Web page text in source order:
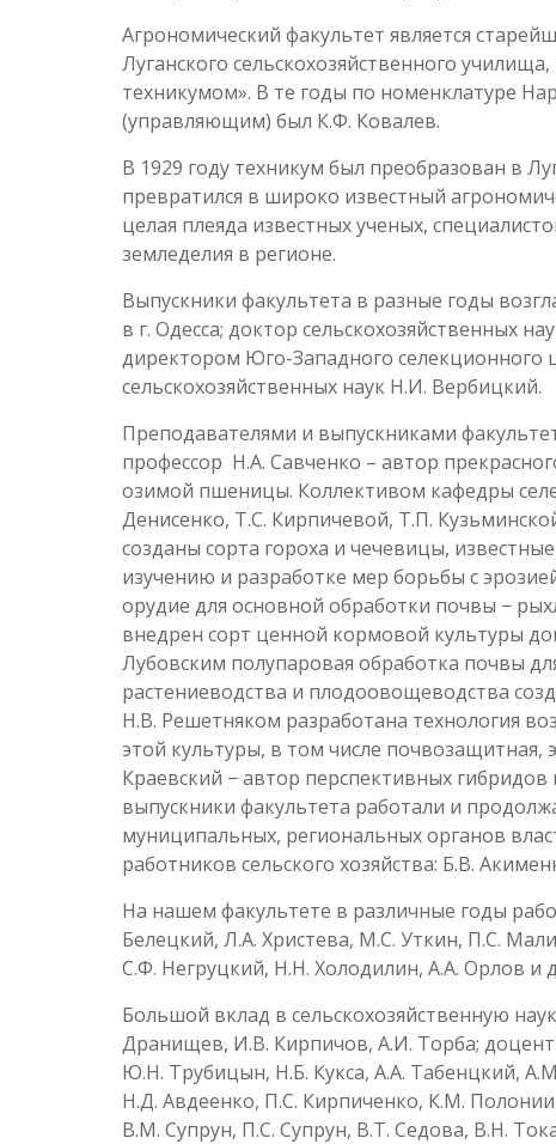
Агрономический факультет является
Луганского сельскохозяйственного
техникумом». В те годы по номенклатуре
(управляющим) был К.Ф. Ковалев.
В 1929 году техникум был преобразован в
превратился в широко известный
целая плеяда известных ученых,
земледелия в регионе.
Выпускники факультета в разные годы
в г. Одесса; доктор сельскохозяйственных
директором Юго-Западного селекционного
сельскохозяйственных наук Н.И. Вербицкий.
Преподавателями и выпускниками
профессор Н.A. Савченко – автор
озимой пшеницы. Коллективом кафедры
Денисенко, Т.С. Кирпичевой, Т.П.
созданы сорта гороха и чечевицы,
изучению и разработке мер борьбы с
орудие для основной обработки почвы −
внедрен сорт ценной кормовой культуры
Лубовским полупаровая обработка почвы
растениеводства и плодоовощеводства
Н.В. Решетняком разработана технология
этой культуры, в том числе почвозащитная,
Краевский − автор перспективных
выпускники факультета работали и
муниципальных, региональных органов
работников сельского хозяйства: Б.В.
На нашем факультете в различные годы
Белецкий, Л.А. Христева, М.С. Уткин, П.С.
С.Ф. Негруцкий, Н.Н. Холодилин, А.А. Орлов и
Большой вклад в сельскохозяйственную
Дранищев, И.В. Кирпичов, А.И. Торба;
Ю.Н. Трубицын, Н.Б. Кукса, А.А. Табенцкий,
Н.Д. Авдеенко, П.С. Кирпиченко, К.М.
В.М. Супрун, П.С. Супрун, В.Т. Седова, В.Н.